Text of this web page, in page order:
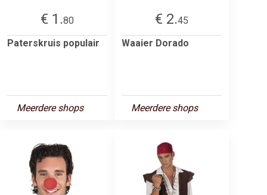
€ 1.80
Paterskruis populair
Meerdere shops
€ 2.45
Waaier Dorado
Meerdere shops